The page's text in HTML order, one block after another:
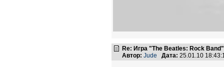
Re: Игра "The Beatles: Rock Band"
Автор: Jude Дата: 25.01.10